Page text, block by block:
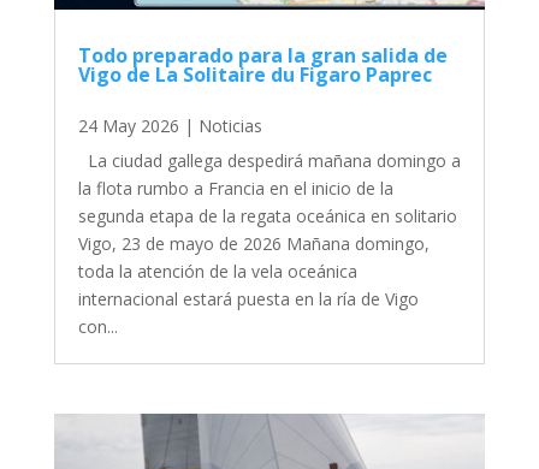
Todo preparado para la gran salida de
Vigo de La Solitaire du Figaro Paprec
24 May 2026 | Noticias
La ciudad gallega despedirá mañana domingo a
la flota rumbo a Francia en el inicio de la
segunda etapa de la regata oceánica en solitario
Vigo, 23 de mayo de 2026 Mañana domingo,
toda la atención de la vela oceánica
internacional estará puesta en la ría de Vigo
con...